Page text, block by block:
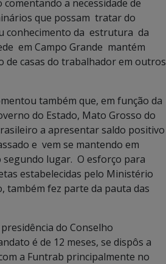
a necessidade de
que possam tratar do
conhecimento da estrutura da
em Campo Grande mantém
de casas do trabalhador em outros
também que, em função da
do Estado, Mato Grosso do
a apresentar saldo positivo
e vem se mantendo em
segundo lugar. O esforço para
estabelecidas pelo Ministério
também fez parte da pauta das
do Conselho
é de 12 meses, se dispôs a
a Funtrab principalmente no